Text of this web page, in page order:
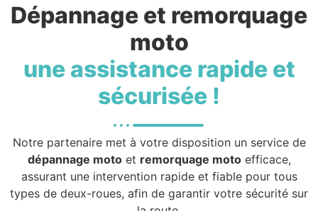
Dépannage et remorquage
moto
une assistance rapide et
sécurisée !
Notre partenaire met à votre disposition un service de
dépannage motoet remorquage motoefficace,
assurant une intervention rapide et fiable pour tous
types de deux-roues, afin de garantir votre sécurité sur